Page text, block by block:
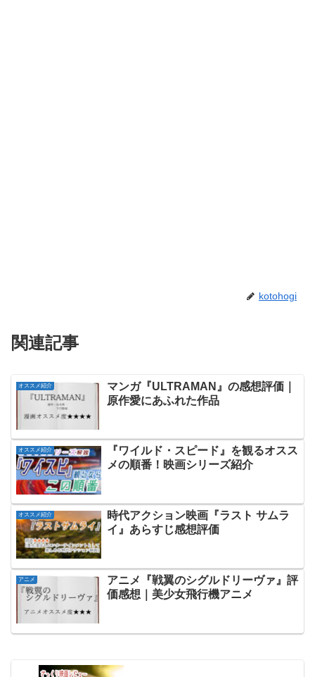
kotohogi
関連記事
オススメ紹介
マンガ『ULTRAMAN』の感想評価｜
原作愛にあふれた作品
オススメ紹介
『ワイルド・スピード』を観るオスス
メの順番！映画シリーズ紹介
オススメ紹介
時代アクション映画『ラスト サムラ
イ』あらすじ感想評価
アニメ
アニメ『戦翼のシグルドリーヴァ』評
価感想｜美少女飛行機アニメ